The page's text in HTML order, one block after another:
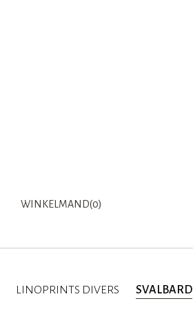
WINKELMAND(0)
LINOPRINTS DIVERS SVALBARD